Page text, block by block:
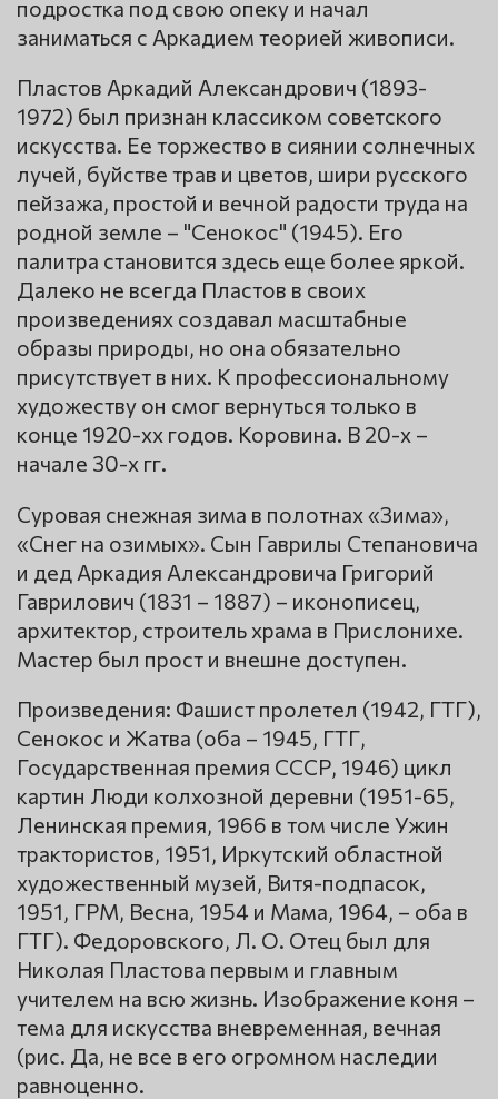
подростка под свою опеку и начал
заниматься с Аркадием теорией живописи.
Пластов Аркадий Александрович (1893-
1972) был признан классиком советского
искусства. Ее торжество в сиянии солнечных
лучей, буйстве трав и цветов, шири русского
пейзажа, простой и вечной радости труда на
родной земле – "Сенокос" (1945). Его
палитра становится здесь еще более яркой.
Далеко не всегда Пластов в своих
произведениях создавал масштабные
образы природы, но она обязательно
присутствует в них. К профессиональному
художеству он смог вернуться только в
конце 1920-хх годов. Коровина. В 20-х –
начале 30-х гг.
Суровая снежная зима в полотнах «Зима»,
«Снег на озимых». Сын Гаврилы Степановича
и дед Аркадия Александровича Григорий
Гаврилович (1831 – 1887) – иконописец,
архитектор, строитель храма в Прислонихе.
Мастер был прост и внешне доступен.
Произведения: Фашист пролетел (1942, ГТГ),
Сенокос и Жатва (оба – 1945, ГТГ,
Государственная премия СССР, 1946) цикл
картин Люди колхозной деревни (1951-65,
Ленинская премия, 1966 в том числе Ужин
трактористов, 1951, Иркутский областной
художественный музей, Витя-подпасок,
1951, ГРМ, Весна, 1954 и Мама, 1964, – оба в
ГТГ). Федоровского, Л. О. Отец был для
Николая Пластова первым и главным
учителем на всю жизнь. Изображение коня –
тема для искусства вневременная, вечная
(рис. Да, не все в его огромном наследии
равноценно.